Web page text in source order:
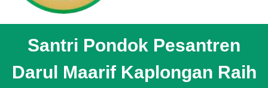
Santri Pondok Pesantren
Darul Maarif Kaplongan Raih